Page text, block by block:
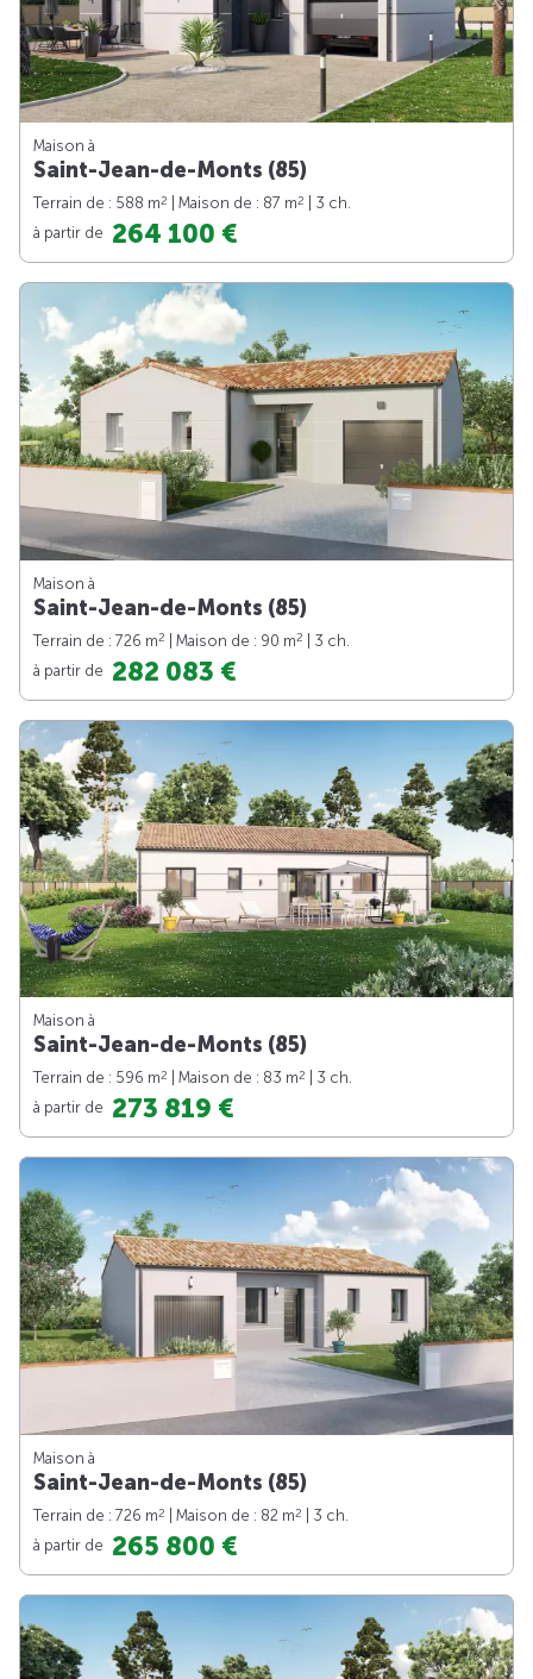
Maison à
Saint-Jean-de-Monts (85)
Terrain de : 588 m2 | Maison de : 87 m2
| 3 ch.
à partir de 264 100 €
Maison à
Saint-Jean-de-Monts (85)
Terrain de : 726 m2 | Maison de : 90 m2
| 3 ch.
à partir de 282 083 €
Maison à
Saint-Jean-de-Monts (85)
Terrain de : 596 m2 | Maison de : 83 m2
| 3 ch.
à partir de 273 819 €
Maison à
Saint-Jean-de-Monts (85)
Terrain de : 726 m2 | Maison de : 82 m2
| 3 ch.
à partir de 265 800 €